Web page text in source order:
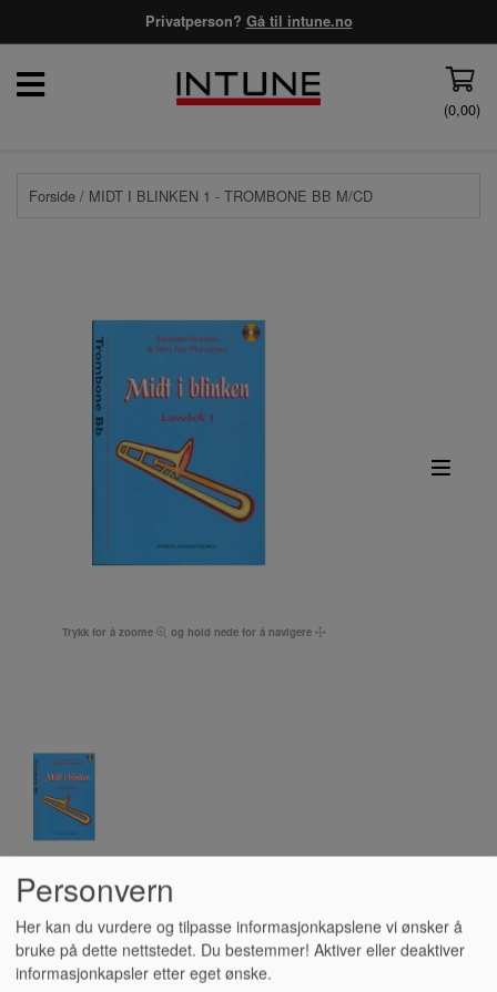
Privatperson? Gå til intune.no
(0,00)
Forside / MIDT I BLINKEN 1 - TROMBONE BB M/CD
Trykk for å zoome og hold nede for å navigere
MIDT I BLINKEN 1 -
TROMBONE BB M/CD
Personvern
Her kan du vurdere og tilpasse informasjonkapslene vi ønsker å
bruke på dette nettstedet. Du bestemmer! Aktiver eller deaktiver
informasjonkapsler etter eget ønske.